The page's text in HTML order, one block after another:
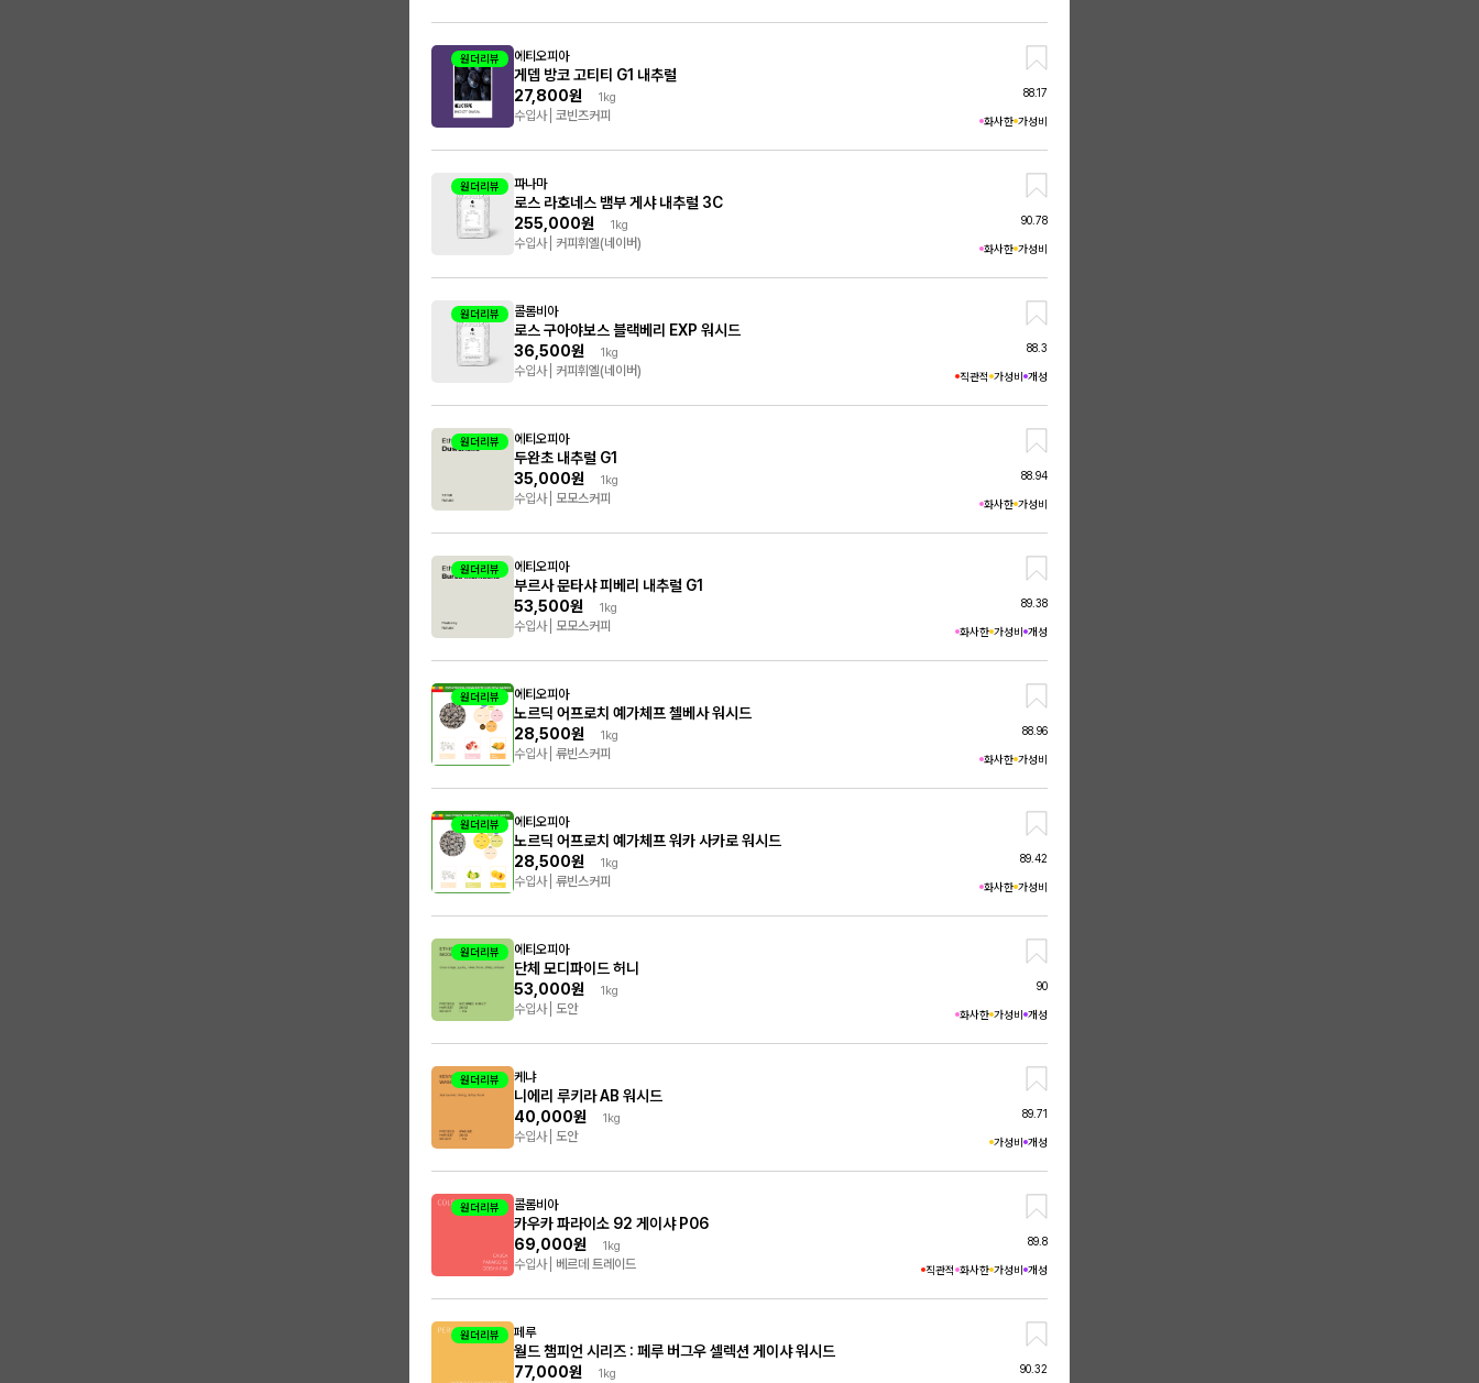
원더리뷰 에티오피아
게뎁 방코 고티티 G1 내추럴
27,800원
1kg
수입사 코빈즈커피
88.17
화사한 가성비
원더리뷰 파나마
로스 라호네스 뱀부 게샤 내추럴 3C
255,000원
1kg
수입사 커피휘엘(네이버)
90.78
화사한 가성비
원더리뷰 콜롬비아
로스 구아야보스 블랙베리 EXP 워시드
36,500원
1kg
수입사 커피휘엘(네이버)
88.3
직관적 가성비 개성
원더리뷰 에티오피아
두완초 내추럴 G1
35,000원
1kg
수입사 모모스커피
88.94
화사한 가성비
원더리뷰 에티오피아
부르사 문타샤 피베리 내추럴 G1
53,500원
1kg
수입사 모모스커피
89.38
화사한 가성비 개성
원더리뷰 에티오피아
노르딕 어프로치 예가체프 첼베사 워시드
28,500원
1kg
수입사 류빈스커피
88.96
화사한 가성비
원더리뷰 에티오피아
노르딕 어프로치 예가체프 워카 사카로 워시드
28,500원
1kg
수입사 류빈스커피
89.42
화사한 가성비
원더리뷰 에티오피아
단체 모디파이드 허니
53,000원
1kg
수입사 도안
90
화사한 가성비 개성
원더리뷰 케냐
니에리 루키라 AB 워시드
40,000원
1kg
수입사 도안
89.71
가성비 개성
원더리뷰 콜롬비아
카우카 파라이소 92 게이샤 P06
69,000원
1kg
수입사 베르데 트레이드
89.8
직관적 화사한 가성비 개성
원더리뷰 페루
월드 챔피언 시리즈 : 페루 버그우 셀렉션 게이샤 워시드
77,000원
1kg 90.32